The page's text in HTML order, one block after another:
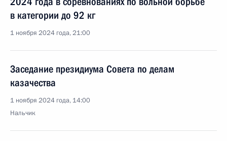
в категории до 92 кг
1 ноября 2024 года, 21:00
Заседание президиума Совета по делам
казачества
1 ноября 2024 года, 14:00
Нальчик